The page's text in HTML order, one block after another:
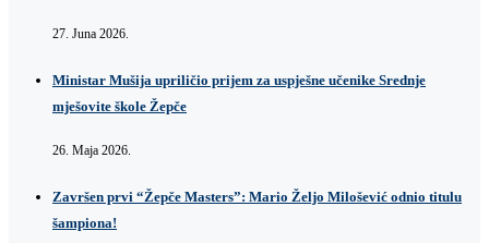
27. Juna 2026.
Ministar Mušija upriličio prijem za uspješne učenike Srednje
mješovite škole Žepče
26. Maja 2026.
Završen prvi “Žepče Masters”: Mario Željo Milošević odnio titulu
šampiona!